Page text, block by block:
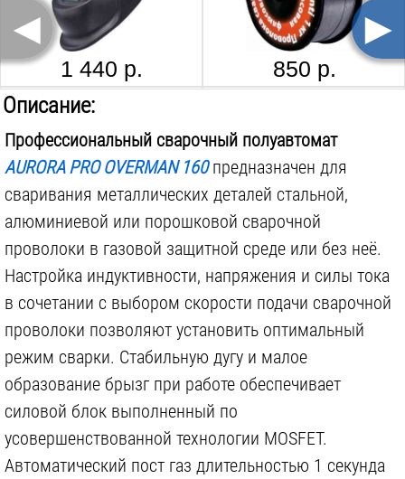
Max потребляемая сила тока MIG-MAG:
23.9А
Max потребляемая мощность MIG-MAG:кВА
Используемые еврокатушки:
D200
1 440 р. 850 р.
РЕСАНТА МС 2
1 690р. 168 р.
AURORA 21374, 0.8/1ММ, SPEEDWAY 200-250-300 OVERMAN 160-180-200-250-250/3
840 р.
AURORA POLO 160, 0320.204.0RL, 0.6-0.8 ММ, 2 М
2 500 р.
AURORA 21379, 0.8/0.9ММ, SPEEDWAY 160-175-180 AURORA 21361, 0.6/0.8ММ, SPEEDWAY 200-250-300 OVERMAN 160-180-200-250-250/3
◄ ►
Описание:
Профессиональный сварочный полуавтомат
AURORA PRO OVERMAN 160предназначен для
сваривания металлических деталей стальной,
алюминиевой или порошковой сварочной
проволоки в газовой защитной среде или без неё.
Настройка индуктивности, напряжения и силы тока
в сочетании с выбором скорости подачи сварочной
проволоки позволяют установить оптимальный
режим сварки. Стабильную дугу и малое
образование брызг при работе обеспечивает
силовой блок выполненный по
усовершенствованной технологии MOSFET.
Автоматический пост газ длительностью 1 секунда